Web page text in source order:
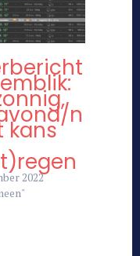
n
kans
2022